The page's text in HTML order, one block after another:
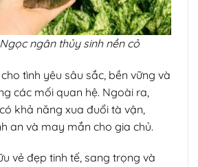
ngân thủy sinh nền cỏ
tình yêu sâu sắc, bền vững và
các mối quan hệ. Ngoài ra,
khả năng xua đuổi tà vận,
an và may mắn cho gia chủ.
vẻ đẹp tinh tế, sang trọng và